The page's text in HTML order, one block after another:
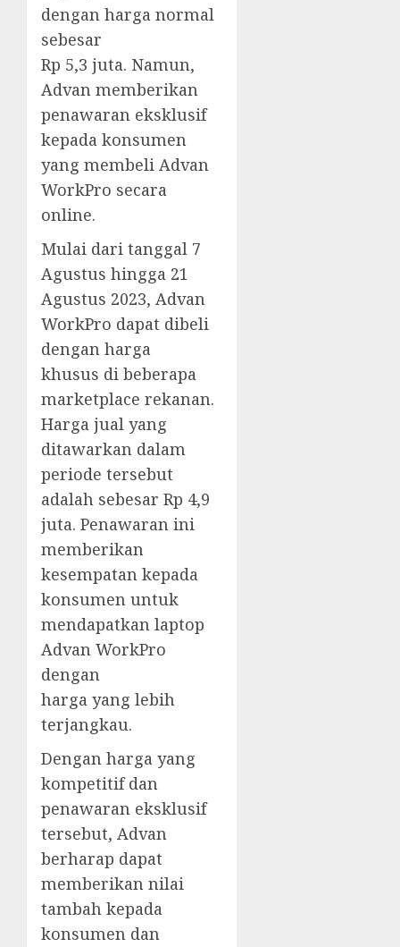
dengan harga normal
sebesar
Rp 5,3 juta. Namun,
Advan memberikan
penawaran eksklusif
kepada konsumen
yang membeli Advan
WorkPro secara
online.
Mulai dari tanggal 7
Agustus hingga 21
Agustus 2023, Advan
WorkPro dapat dibeli
dengan harga
khusus di beberapa
marketplace rekanan.
Harga jual yang
ditawarkan dalam
periode tersebut
adalah sebesar Rp 4,9
juta. Penawaran ini
memberikan
kesempatan kepada
konsumen untuk
mendapatkan laptop
Advan WorkPro
dengan
harga yang lebih
terjangkau.
Dengan harga yang
kompetitif dan
penawaran eksklusif
tersebut, Advan
berharap dapat
memberikan nilai
tambah kepada
konsumen dan